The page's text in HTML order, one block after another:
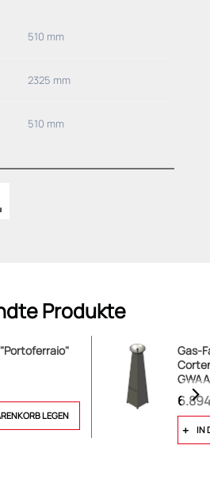
510 mm
2325 mm
510 mm
Produkte
LEGEN
Gas-
IN